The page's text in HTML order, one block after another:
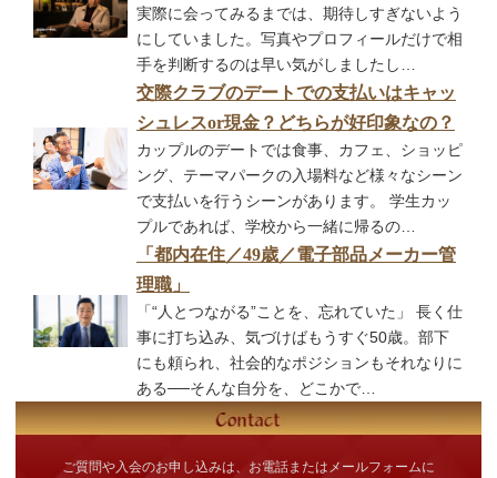
実際に会ってみるまでは、期待しすぎないよう
にしていました。写真やプロフィールだけで相
手を判断するのは早い気がしましたし…
交際クラブのデートでの支払いはキャッ
シュレスor現金？どちらが好印象なの？
カップルのデートでは食事、カフェ、ショッピ
ング、テーマパークの入場料など様々なシーン
で支払いを行うシーンがあります。 学生カッ
プルであれば、学校から一緒に帰るの…
「都内在住／49歳／電子部品メーカー管
理職」
「“人とつながる”ことを、忘れていた」 長く仕
事に打ち込み、気づけばもうすぐ50歳。部下
にも頼られ、社会的なポジションもそれなりに
ある──そんな自分を、どこかで…
ご質問や入会のお申し込みは、お電話またはメールフォームに